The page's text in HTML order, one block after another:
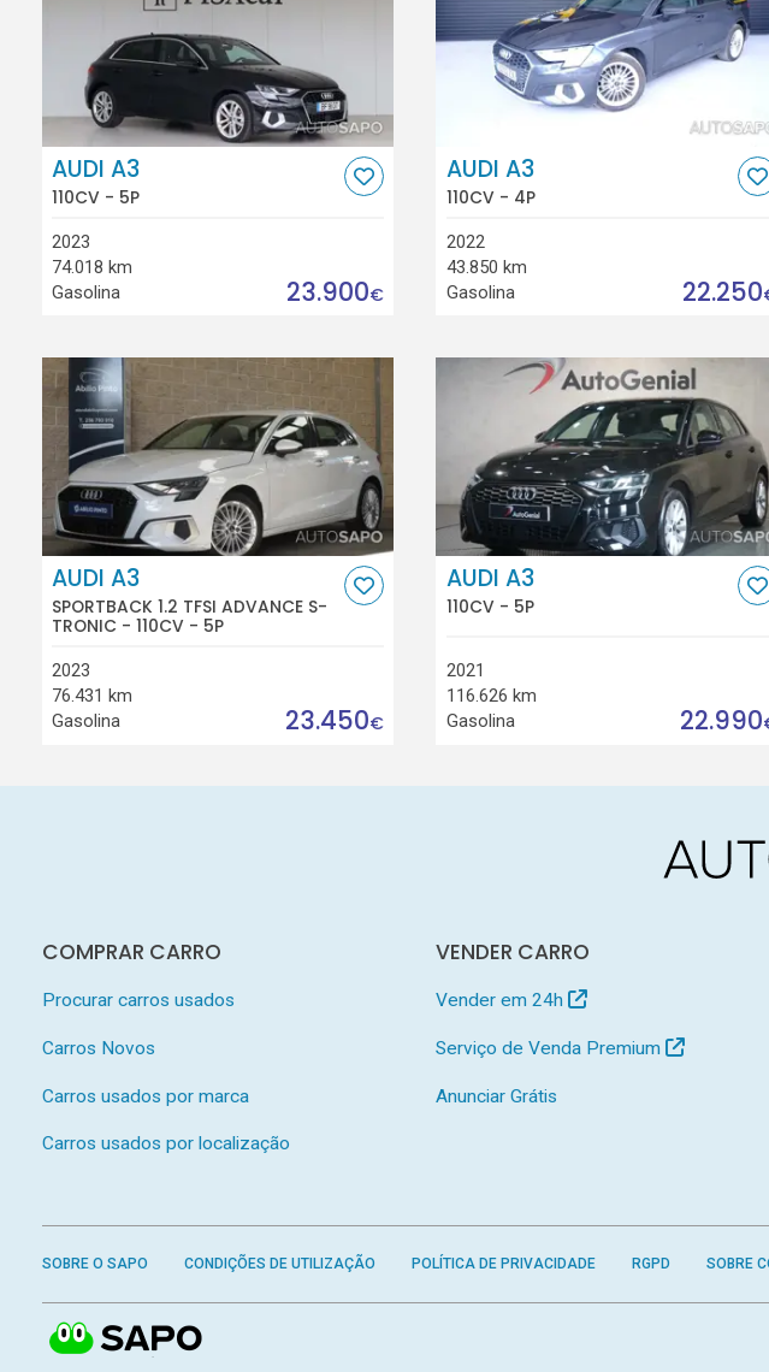
AUDI A3
110CV - 5P
2023
74.018 km
Gasolina
23.900€
AUDI A3
110CV - 4P
2022
43.850 km
Gasolina
22.250
AUDI A3
SPORTBACK 1.2 TFSI ADVANCE S-
TRONIC - 110CV - 5P
2023
76.431 km
Gasolina
23.450€
AUDI A3
110CV - 5P
2021
116.626 km
Gasolina
22.990
COMPRAR CARRO
Procurar carros usados
Carros Novos
Carros usados por marca
Carros usados por localização
VENDER CARRO
Vender em 24h
Serviço de Venda Premium
Anunciar Grátis
SOBRE O SAPO CONDIÇÕES DE UTILIZAÇÃO POLÍTICA DE PRIVACIDADE RGPD SOBRE